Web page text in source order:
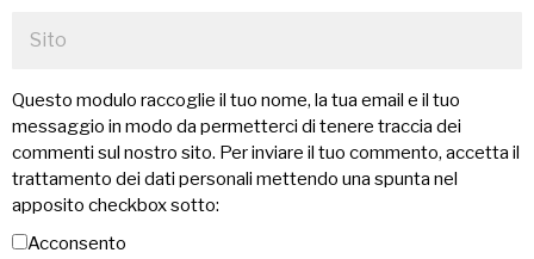
Questo modulo raccoglie il tuo nome, la tua email e il tuo
messaggio in modo da permetterci di tenere traccia dei
commenti sul nostro sito. Per inviare il tuo commento, accetta il
trattamento dei dati personali mettendo una spunta nel
apposito checkbox sotto:
Acconsento